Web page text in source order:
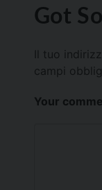
Got
Il tuo
campi
Your